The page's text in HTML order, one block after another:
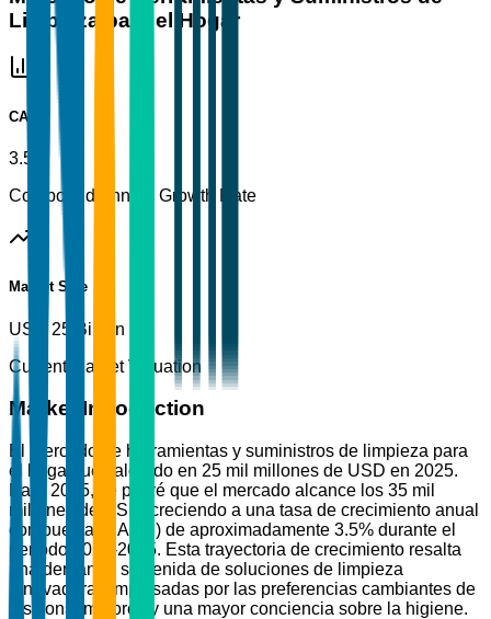
Limpieza para el Hogar
CAGR
3.5%
Compound Annual Growth Rate
Market Size
USD 25 Billion
Current Market Valuation
Market Introduction
El mercado de herramientas y suministros de limpieza para
el hogar fue valorado en 25 mil millones de USD en 2025.
Para 2035, se prevé que el mercado alcance los 35 mil
millones de USD, creciendo a una tasa de crecimiento anual
compuesta (CAGR) de aproximadamente 3.5% durante el
período 2026-2035. Esta trayectoria de crecimiento resalta
una demanda sostenida de soluciones de limpieza
innovadoras impulsadas por las preferencias cambiantes de
los consumidores y una mayor conciencia sobre la higiene.